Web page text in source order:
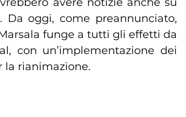
Da oggi, come preannunciato,
funge a tutti gli effetti da
con un’implementazione dei
la rianimazione.